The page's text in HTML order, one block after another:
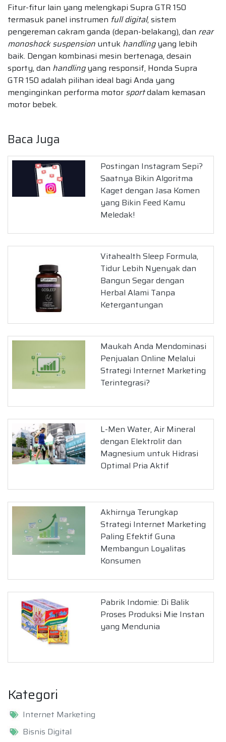
Fitur-fitur lain yang melengkapi Supra GTR 150
termasuk panel instrumen full digital, sistem
pengereman cakram ganda (depan-belakang), dan rear
monoshock suspension untuk handlingyang lebih
baik. Dengan kombinasi mesin bertenaga, desain
sporty, dan handlingyang responsif, Honda Supra
GTR 150 adalah pilihan ideal bagi Anda yang
menginginkan performa motor sportdalam kemasan
motor bebek.
Baca Juga
Postingan Instagram Sepi?
Saatnya Bikin Algoritma
Kaget dengan Jasa Komen
yang Bikin Feed Kamu
Meledak!
Vitahealth Sleep Formula,
Tidur Lebih Nyenyak dan
Bangun Segar dengan
Herbal Alami Tanpa
Ketergantungan
Maukah Anda Mendominasi
Penjualan Online Melalui
Strategi Internet Marketing
Terintegrasi?
L-Men Water, Air Mineral
dengan Elektrolit dan
Magnesium untuk Hidrasi
Optimal Pria Aktif
Akhirnya Terungkap
Strategi Internet Marketing
Paling Efektif Guna
Membangun Loyalitas
Konsumen
Pabrik Indomie: Di Balik
Proses Produksi Mie Instan
yang Mendunia
Kategori
Internet Marketing
Bisnis Digital